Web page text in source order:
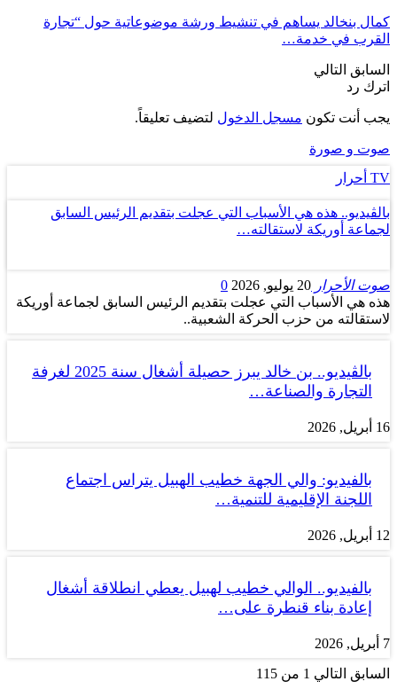
كمال بنخالد يساهم في تنشيط ورشة موضوعاتية حول “تجارة
القرب في خدمة…
السابق التالي
اترك رد
يجب أنت تكون مسجل الدخول لتضيف تعليقاً.
صوت و صورة
TV أحرار
بالڤيديو.. هذه هي الأسباب التي عجلت بتقديم الرئيس السابق
لجماعة أوريكة لاستقالته…
صوت الأحرار 20 يوليو, 2026
0
هذه هي الأسباب التي عجلت بتقديم الرئيس السابق لجماعة أوريكة
لاستقالته من حزب الحركة الشعبية..
بالڤيديو.. بن خالد يبرز حصيلة أشغال سنة 2025 لغرفة
التجارة والصناعة…
16 أبريل, 2026
بالفيديو: والي الجهة خطيب الهبيل يتراس اجتماع
اللجنة الإقليمية للتنمية…
12 أبريل, 2026
بالفيديو.. الوالي خطيب لهبيل يعطي انطلاقة أشغال
إعادة بناء قنطرة على…
7 أبريل, 2026
السابق التالي 1 من 115